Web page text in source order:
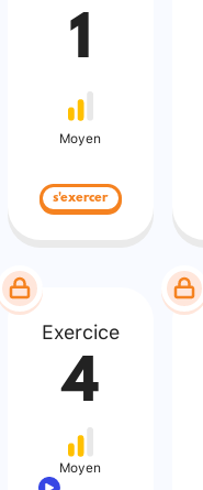
1
Moyen
s'exercer
Exercice
4
Moyen